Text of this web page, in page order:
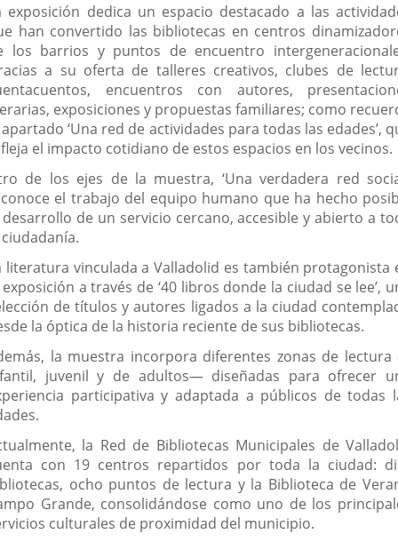
exposición dedica un espacio destacado a las
han convertido las bibliotecas en centros
los barrios y puntos de encuentro
a su oferta de talleres creativos, clubes de
encuentros con autores,
exposiciones y propuestas familiares; como
‘Una red de actividades para todas las edades’,
el impacto cotidiano de estos espacios en los vecinos.
de los ejes de la muestra, ‘Una verdadera red
el trabajo del equipo humano que ha hecho
de un servicio cercano, accesible y abierto a
literatura vinculada a Valladolid es también protagonista
a través de ‘40 libros donde la ciudad se lee’,
de títulos y autores ligados a la ciudad
la óptica de la historia reciente de sus bibliotecas.
la muestra incorpora diferentes zonas de
juvenil y de adultos— diseñadas para ofrecer
participativa y adaptada a públicos de todas
la Red de Bibliotecas Municipales de
con 19 centros repartidos por toda la ciudad:
ocho puntos de lectura y la Biblioteca de
Grande, consolidándose como uno de los
culturales de proximidad del municipio.